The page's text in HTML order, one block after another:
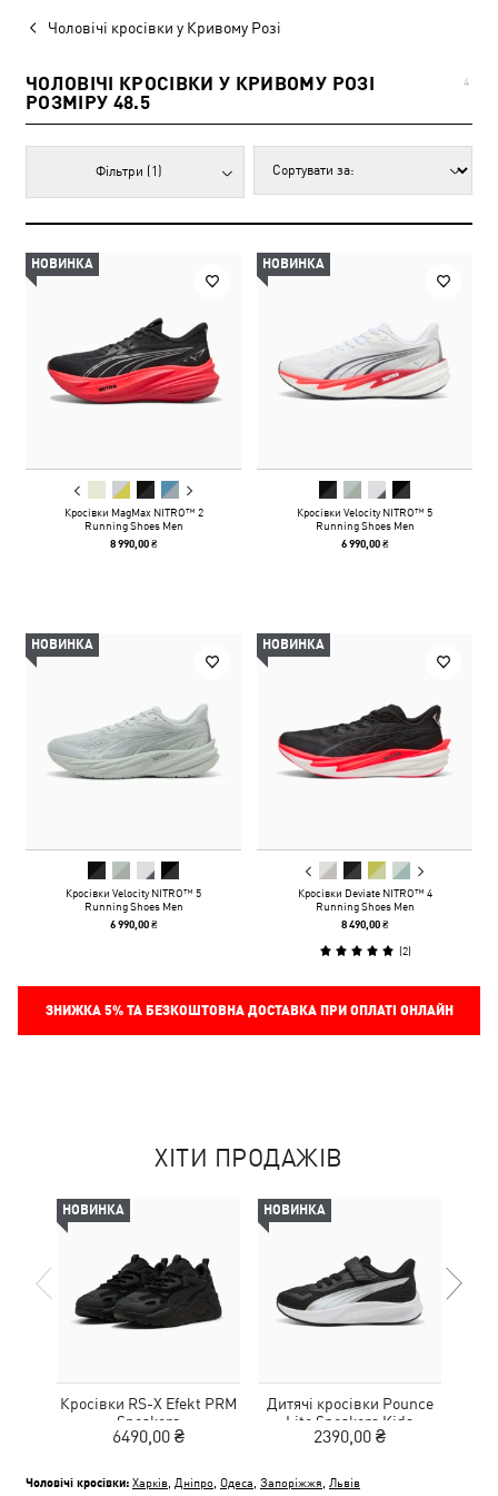
Чоловічі кросівки у Кривому Розі
ЧОЛОВІЧІ КРОСІВКИ У КРИВОМУ РОЗІ
РОЗМІРУ 48.5
4
Фільтри (1)
НОВИНКА
Кросівки MagMax NITRO™ 2
Running Shoes Men
8 990,00 ₴
НОВИНКА
Кросівки Velocity NITRO™ 5
Running Shoes Men
6 990,00 ₴
НОВИНКА
Кросівки Velocity NITRO™ 5
Running Shoes Men
6 990,00 ₴
НОВИНКА
Кросівки Deviate NITRO™ 4
Running Shoes Men
8 490,00 ₴
(2)
ЗНИЖКА 5%ТА БЕЗКОШТОВНА ДОСТАВКА ПРИ ОПЛАТІ ОНЛАЙН
ХІТИ ПРОДАЖІВ
НОВИНКА
Кросівки RS-X Efekt PRM
Sneakers
6490,00 ₴
НОВИНКА
Дитячі кросівки Pounce
Lite Sneakers Kids
2390,00 ₴
Чоловічі кросівки: Харків Дніпро Одеса Запоріжжя Львів